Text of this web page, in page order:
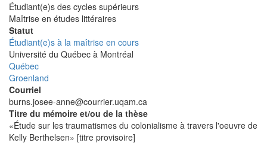
Étudiant(e)s des cycles supérieurs
Programme
d'étude
Maîtrise en études littéraires
Statut
Étudiant(e)s à la maîtrise en cours
Université
Université du Québec à Montréal
Québec
Groenland
Courriel
burns.josee-anne@courrier.uqam.ca
Titre du mémoire et/ou de la thèse
«Étude sur les traumatismes du colonialisme à travers l'oeuvre de
Kelly Berthelsen» [titre provisoire]